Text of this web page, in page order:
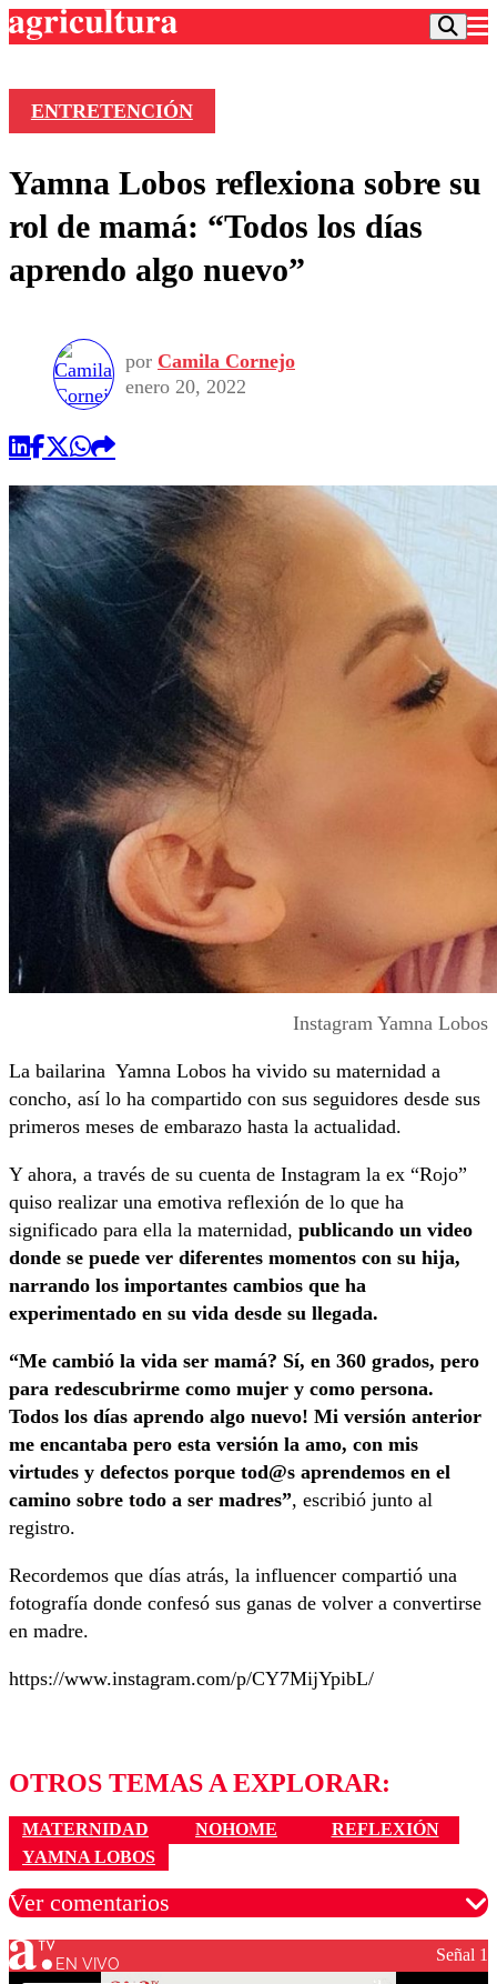
Frecuencias
Agricultura TV
Deportes
Colo Colo
Seleccion Chilena
Torneo Internacional
Entretención
Economía
Internacional
Publicaciones en medios
Opinión
ENTRETENCIÓN
Yamna Lobos reflexiona sobre su
rol de mamá: “Todos los días
aprendo algo nuevo”
por Camila Cornejo
enero 20, 2022
Instagram Yamna Lobos
La bailarina Yamna Lobos ha vivido su maternidad a
concho, así lo ha compartido con sus seguidores desde sus
primeros meses de embarazo hasta la actualidad.
Y ahora, a través de su cuenta de Instagram la ex “Rojo”
quiso realizar una emotiva reflexión de lo que ha
significado para ella la maternidad, publicando un video
donde se puede ver diferentes momentos con su hija,
narrando los importantes cambios que ha
experimentado en su vida desde su llegada.
“Me cambió la vida ser mamá? Sí, en 360 grados, pero
para redescubrirme como mujer y como persona.
Todos los días aprendo algo nuevo! Mi versión anterior
me encantaba pero esta versión la amo, con mis
virtudes y defectos porque tod@s aprendemos en el
camino sobre todo a ser madres”, escribió junto al
registro.
Recordemos que días atrás, la influencer compartió una
fotografía donde confesó sus ganas de volver a convertirse
en madre.
https://www.instagram.com/p/CY7MijYpibL/
OTROS TEMAS A EXPLORAR:
MATERNIDAD NOHOME
REFLEXIÓN
YAMNA LOBOS
Ver comentarios
Los comentarios son moderados para garantizar un
EN VIVO Señal 1